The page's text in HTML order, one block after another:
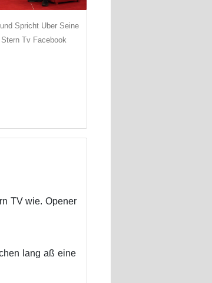
Spricht Uber Seine
Tv Facebook
TV wie. Opener
lang aß eine